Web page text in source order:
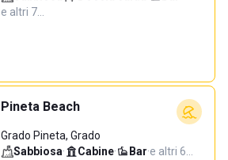
e altri 7…
Pineta Beach
Grado Pineta, Grado
Sabbiosa· Cabine· Bar·e altri 6…